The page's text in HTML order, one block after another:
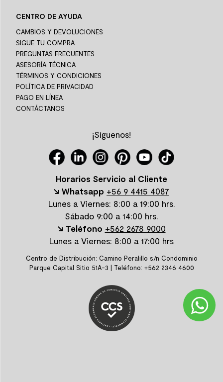
CENTRO DE AYUDA
CAMBIOS Y DEVOLUCIONES
SIGUE TU COMPRA
PREGUNTAS FRECUENTES
ASESORÍA TÉCNICA
TÉRMINOS Y CONDICIONES
POLÍTICA DE PRIVACIDAD
PAGO EN LÍNEA
CONTÁCTANOS
¡Síguenos!
Horarios Servicio al Cliente
↘ Whatsapp +56 9 4415 4087
Lunes a Viernes: 8:00 a 19:00 hrs.
Sábado 9:00 a 14:00 hrs.
↘ Teléfono +562 2678 9000
Lunes a Viernes: 8:00 a 17:00 hrs
Centro de Distribución: Camino Peralillo s/n Condominio
Parque Capital Sitio 51A-3 | Teléfono: +562 2346 4600